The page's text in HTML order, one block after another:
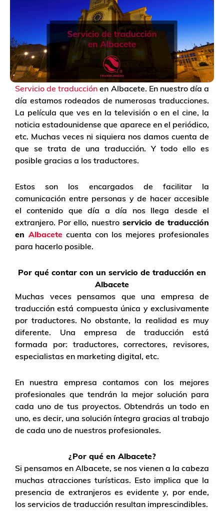
Servicio de traducción en Albacete. En nuestro día a
día estamos rodeados de numerosas traducciones.
La película que ves en la televisión o en el cine, la
noticia estadounidense que aparece en el periódico,
etc. Muchas veces ni siquiera nos damos cuenta de
que se trata de una traducción. Y todo ello es
posible gracias a los traductores.
Estos son los encargados de facilitar la
comunicación entre personas y de hacer accesible
el contenido que día a día nos llega desde el
extranjero. Por ello, nuestroservicio de traducción
en Albacete cuenta con los mejores profesionales
para hacerlo posible.
Por qué contar con un servicio de traducción en
Albacete
Muchas veces pensamos que una empresa de
traducción está compuesta única y exclusivamente
por traductores. No obstante, la realidad es muy
diferente. Una empresa de traducción está
formada por: traductores, correctores, revisores,
especialistas en marketing digital, etc.
En nuestra empresa contamos con los mejores
profesionales que tendrán la mejor solución para
cada uno de tus proyectos. Obtendrás un todo en
uno, es decir, una solución íntegra gracias al trabajo
de cada uno de nuestros profesionales.
¿Por qué en Albacete?
Si pensamos en Albacete, se nos vienen a la cabeza
muchas atracciones turísticas. Esto implica que la
presencia de extranjeros es evidente y, por ende,
los servicios de traducción resultan imprescindibles.